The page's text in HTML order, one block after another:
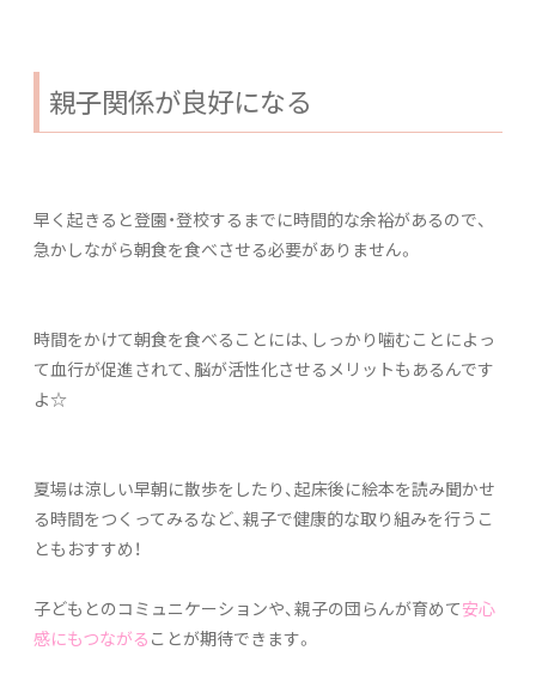
親子関係が良好になる
早く起きると登園・登校するまでに時間的な余裕があるので、
急かしながら朝食を食べさせる必要がありません。
時間をかけて朝食を食べることには、しっかり噛むことによっ
て血行が促進されて、脳が活性化させるメリットもあるんです
よ☆
夏場は涼しい早朝に散歩をしたり、起床後に絵本を読み聞かせ
る時間をつくってみるなど、親子で健康的な取り組みを行うこ
ともおすすめ！
子どもとのコミュニケーションや、親子の団らんが育めて安心
感にもつながる ことが期待できます。